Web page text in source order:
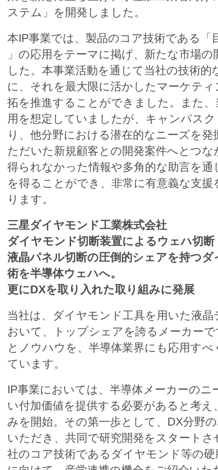
ステム」を開発しました。
本IP事業では、製品のコア技術である「
」の応用をテーマに掲げ、新たな市場
した。本事業活動を通じて当社の技術
に、それを最大限に活かしたマーケテ
拓を推進することができました。また
用を想定していましたが、キャンパス
り、他分野における潜在的なニーズを
ただいた新規顧客との開発案件へとつ
得られなかった情報や多角的な助言を
を得ることができ、非常に有意義な支
ります。
三星ダイヤモンド工業株式会社
ダイヤモンド切断装置によるウェハ切断
液晶パネル切断の圧倒的シェアを持つ
術を半導体ウェハへ。
更にDXを取り入れた取り組みに発展
当社は、ダイヤモンド工具を用いた液
おいて、トップシェアを誇るメーカー
とノウハウを、半導体業界にも応用す
ています。
IP事業においては、半導体メーカーの
い付加価値を提供する必要があると考
みを開始。その第一歩として、DX分野
いただき、共同で研究開発をスタート
社のコア技術であるダイヤモンド等の